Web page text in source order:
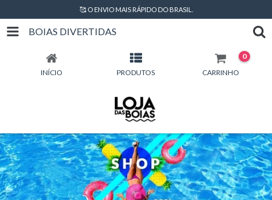
🥰 O ENVIO MAIS RÁPIDO DO BRASIL.
BOIAS DIVERTIDAS
INÍCIO PRODUTOS CARRINHO
0